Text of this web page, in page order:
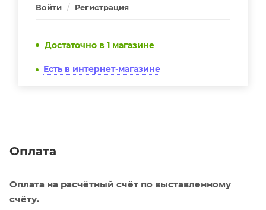
Войти / Регистрация
Достаточно в 1 магазине
Есть в интернет-магазине
Оплата
Оплата на расчётный счёт по выставленному
счёту.